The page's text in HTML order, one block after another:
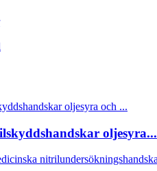
oljesyra...